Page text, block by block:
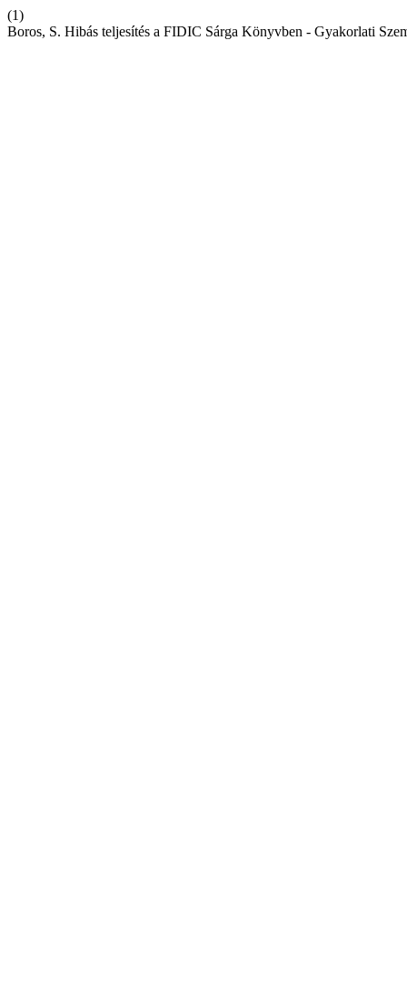
(1)
Boros, S. Hibás teljesítés a FIDIC Sárga Könyvben - Gyakorlati